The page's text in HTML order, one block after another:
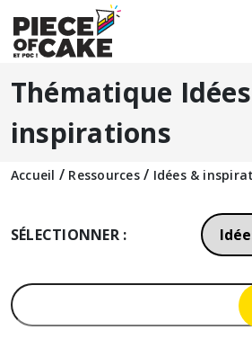
Thématique
inspirations
Accueil / Ressources/ Idées &
SÉLECTIONNER :
Rechercher :